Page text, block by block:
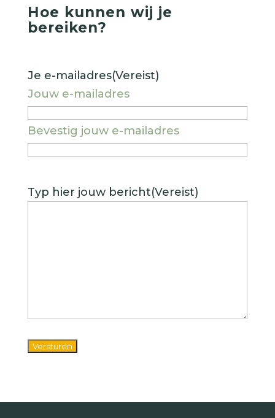
Hoe kunnen wij je
bereiken?
Je e-mailadres(Vereist)
Jouw e-mailadres
Bevestig jouw e-mailadres
Typ hier jouw bericht(Vereist)